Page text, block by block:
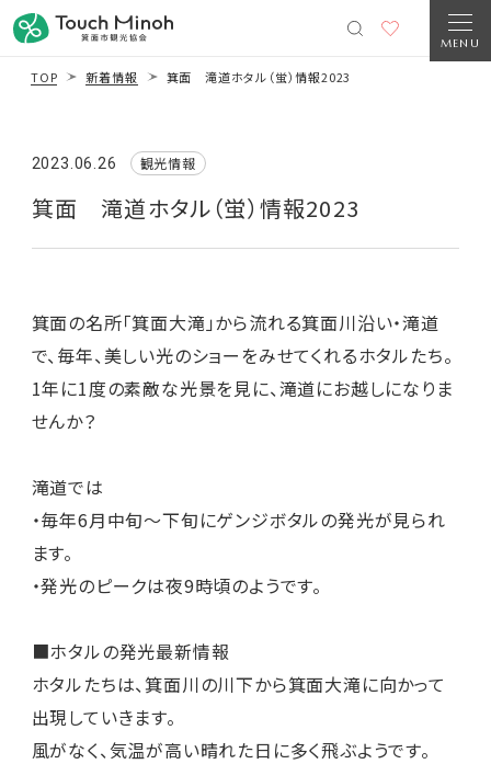
MENU
TOP 新着情報 箕面 滝道ホタル（蛍）情報2023
2023.06.26 観光情報
箕面 滝道ホタル（蛍）情報2023
箕面の名所「箕面大滝」から流れる箕面川沿い・滝道
で、毎年、美しい光のショーをみせてくれるホタルたち。
1年に1度の素敵な光景を見に、滝道にお越しになりま
せんか？
滝道では
・毎年6月中旬～下旬にゲンジボタルの発光が見られ
ます。
・発光のピークは夜9時頃のようです。
■ホタルの発光最新情報
ホタルたちは、箕面川の川下から箕面大滝に向かって
出現していきます。
風がなく、気温が高い晴れた日に多く飛ぶようです。